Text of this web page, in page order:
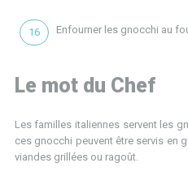
Enfourner les gnocchi au
Le mot du Chef
Les familles italiennes servent les
ces gnocchi peuvent être servis en
viandes grillées ou ragoût.